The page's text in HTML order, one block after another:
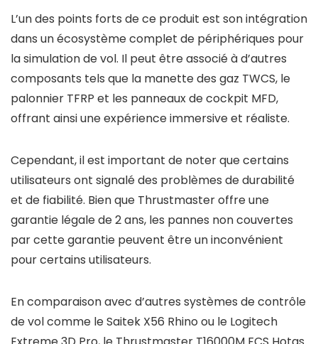
L’un des points forts de ce produit est son intégration
dans un écosystème complet de périphériques pour
la simulation de vol. Il peut être associé à d’autres
composants tels que la manette des gaz TWCS, le
palonnier TFRP et les panneaux de cockpit MFD,
offrant ainsi une expérience immersive et réaliste.
Cependant, il est important de noter que certains
utilisateurs ont signalé des problèmes de durabilité
et de fiabilité. Bien que Thrustmaster offre une
garantie légale de 2 ans, les pannes non couvertes
par cette garantie peuvent être un inconvénient
pour certains utilisateurs.
En comparaison avec d’autres systèmes de contrôle
de vol comme le Saitek X56 Rhino ou le Logitech